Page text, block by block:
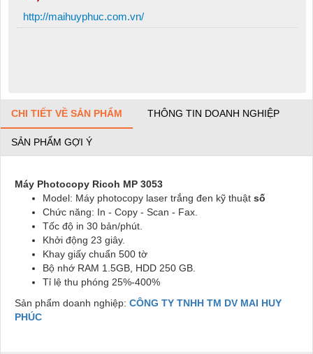
http://maihuyphuc.com.vn/
CHI TIẾT VỀ SẢN PHẨM THÔNG TIN DOANH NGHIỆP
SẢN PHẨM GỢI Ý
Máy Photocopy Ricoh MP 3053
Model: Máy photocopy laser trắng đen kỹ thuật số
Chức năng: In - Copy - Scan - Fax.
Tốc độ in 30 bản/phút.
Khởi động 23 giây.
Khay giấy chuẩn 500 tờ
Bộ nhớ RAM 1.5GB, HDD 250 GB.
Tỉ lệ thu phóng 25%-400%
Sản phẩm doanh nghiệp: CÔNG TY TNHH TM DV MAI HUY
PHÚC